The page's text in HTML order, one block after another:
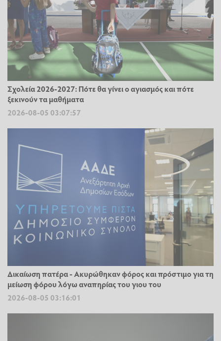
Σχολεία 2026-2027: Πότε θα γίνει ο αγιασμός και πότε
ξεκινούν τα μαθήματα
2026-08-05 03:07:57
Δικαίωση πατέρα - Ακυρώθηκαν φόρος και πρόστιμο για τη
μείωση φόρου λόγω αναπηρίας του γιου του
2026-08-05 03:16:01